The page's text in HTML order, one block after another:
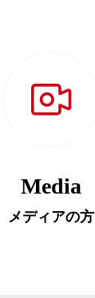
Media
メディアの方